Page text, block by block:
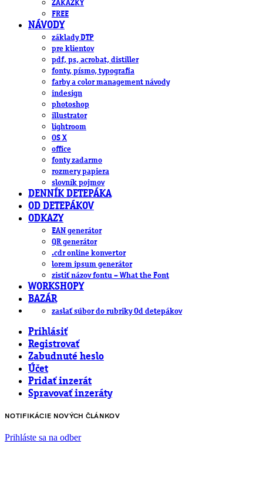
ZÁKAZKY
FREE
NÁVODY
základy DTP
pre klientov
pdf, ps, acrobat, distiller
fonty, písmo, typografia
farby a color management návody
indesign
photoshop
illustrator
lightroom
OS X
office
fonty zadarmo
rozmery papiera
slovník pojmov
DENNÍK DETEPÁKA
OD DETEPÁKOV
ODKAZY
EAN generátor
QR generátor
.cdr online konvertor
lorem ipsum generátor
zistiť názov fontu – What the Font
WORKSHOPY
BAZÁR
zaslať súbor do rubriky Od detepákov
Prihlásiť
Registrovať
Zabudnuté heslo
Účet
Pridať inzerát
Spravovať inzeráty
NOTIFIKÁCIE NOVÝCH ČLÁNKOV
Prihláste sa na odber